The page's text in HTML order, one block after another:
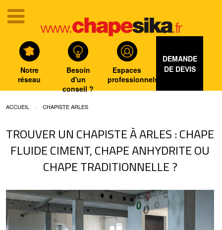
Notre
réseau
Besoin
d'un
conseil ?
Espaces
professionnels
DEMANDE
DE DEVIS
ACCUEIL CHAPISTE ARLES
TROUVER UN CHAPISTE À ARLES : CHAPE
FLUIDE CIMENT, CHAPE ANHYDRITE OU
CHAPE TRADITIONNELLE ?